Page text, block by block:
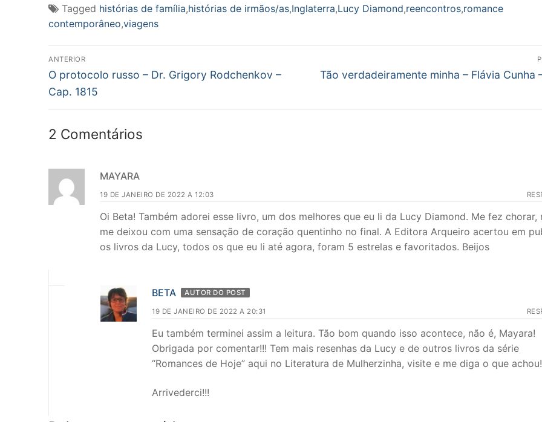
Tagged histórias de família,histórias de irmãos/as,Inglaterra,Lucy Diamond,reencontros,romance
contemporâneo,viagens
Navegação
de
Post
ANTERIOR
Post
anterior:
O protocolo russo – Dr. Grigory Rodchenkov –
Cap. 1815
Próximo
Tão verdadeiramente minha – Flávia Cunha
2 Comentários
MAYARA
19 DE JANEIRO DE 2022 A 12:03
Oi Beta! Também adorei esse livro, um dos melhores que eu li da Lucy Diamond. Me fez chorar,
me deixou com uma sensação de coração quentinho no final. A Editora Arqueiro acertou em
os livros da Lucy, todos os que eu li até agora, foram 5 estrelas e favoritados. Beijos
BETA AUTOR DO POST
19 DE JANEIRO DE 2022 A 20:31
Eu também terminei assim a leitura. Tão bom quando isso acontece, não é, Mayara!
Obrigada por comentar!!! Tem mais resenhas da Lucy e de outros livros da série
“Romances de Hoje” aqui no Literatura de Mulherzinha, visite e me diga o que achou!
Arrivederci!!!